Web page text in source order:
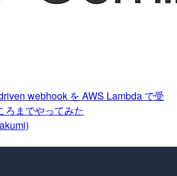
webhook を AWS Lambda で受
ろまでやってみた